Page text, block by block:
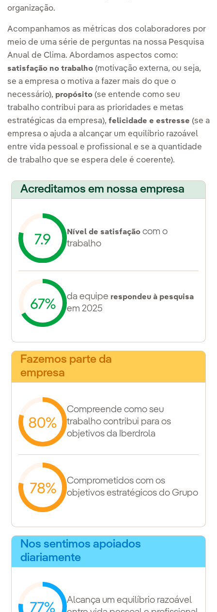
organização.
Acompanhamos as métricas dos colaboradores por
meio de uma série de perguntas na nossa Pesquisa
Anual de Clima. Abordamos aspectos como:
satisfação no trabalho (motivação externa, ou seja,
se a empresa o motiva a fazer mais do que o
necessário), propósito (se entende como seu
trabalho contribui para as prioridades e metas
estratégicas da empresa), felicidade e estresse (se a
empresa o ajuda a alcançar um equilíbrio razoável
entre vida pessoal e profissional e se a quantidade
de trabalho que se espera dele é coerente).
Acreditamos em nossa empresa
Nível de satisfação com o
trabalho
da equipe respondeu à pesquisa
em 2025
Fazemos parte da
empresa
Compreende como seu
trabalho contribui para os
objetivos da Iberdrola
Comprometidos com os
objetivos estratégicos do Grupo
Nos sentimos apoiados
diariamente
Alcança um equilíbrio razoável